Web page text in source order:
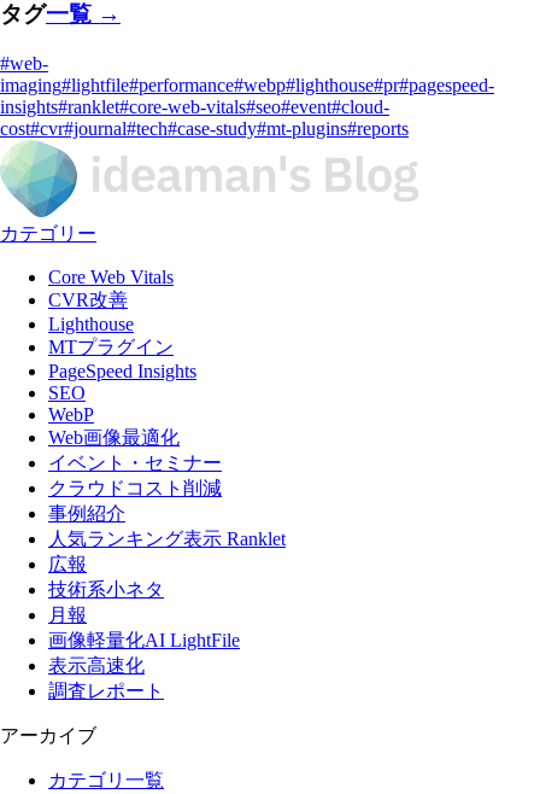
タグ一覧 →
#web-
imaging#lightfile#performance#webp#lighthouse#pr#pagespeed-
insights#ranklet#core-web-vitals#seo#event#cloud-
cost#cvr#journal#tech#case-study#mt-plugins#reports
カテゴリー
Core Web Vitals
CVR改善
Lighthouse
MTプラグイン
PageSpeed Insights
SEO
WebP
Web画像最適化
イベント・セミナー
クラウドコスト削減
事例紹介
人気ランキング表示 Ranklet
広報
技術系小ネタ
月報
画像軽量化AI LightFile
表示高速化
調査レポート
アーカイブ
カテゴリ一覧